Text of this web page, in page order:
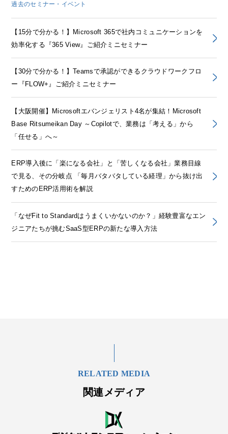
過去のセミナー・イベント
【15分で分かる！】Microsoft 365で社内コミュニケーションを
効率化する『365 View』ご紹介ミニセミナー
【30分で分かる！】Teamsで承認ができるクラウドワークフロ
ー『FLOW+』ご紹介ミニセミナー
【大阪開催】Microsoftエバンジェリスト4名が集結！Microsoft
Base Ritsumeikan Day ～Copilotで、業務は「考える」から
「任せる」へ～
ERP導入後に「楽になる会社」と「苦しくなる会社」業務目線
で見る、その分岐点 「毎月バタバタしている経理」から抜け出
すためのERP活用術を解説
「なぜFit to Standardはうまくいかないのか？」経験豊富なエン
ジニアたちが挑むSaaS型ERPの新たな導入方法
RELATED MEDIA
関連メディア